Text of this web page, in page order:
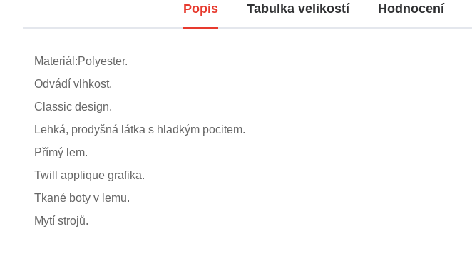
Popis Tabulka velikostí Hodnocení
Materiál:Polyester.
Odvádí vlhkost.
Classic design.
Lehká, prodyšná látka s hladkým pocitem.
Přímý lem.
Twill applique grafika.
Tkané boty v lemu.
Mytí strojů.